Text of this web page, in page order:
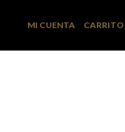
MI CUENTA CARRITO